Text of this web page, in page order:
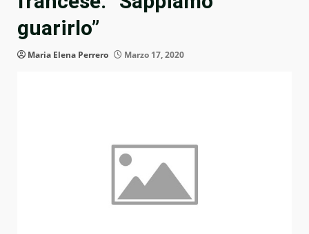
guarirlo”
Maria Elena Perrero Marzo 17, 2020